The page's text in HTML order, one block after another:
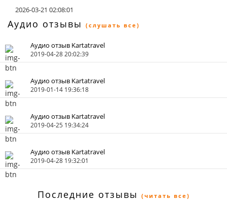
2026-03-21 02:08:01
Аудио отзывы (слушать все)
Аудио отзыв Kartatravel
2019-04-28 20:02:39
Аудио отзыв Kartatravel
2019-01-14 19:36:18
Аудио отзыв Kartatravel
2019-04-25 19:34:24
Аудио отзыв Kartatravel
2019-04-28 19:32:01
Последние отзывы (читать все)